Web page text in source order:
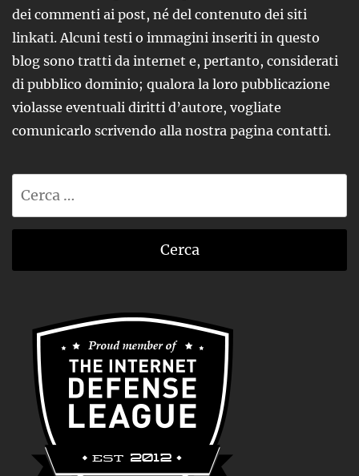
dei commenti ai post, né del contenuto dei siti
linkati. Alcuni testi o immagini inseriti in questo
blog sono tratti da internet e, pertanto, considerati
di pubblico dominio; qualora la loro pubblicazione
violasse eventuali diritti d’autore, vogliate
comunicarlo scrivendo alla nostra pagina contatti.